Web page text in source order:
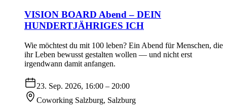
VISION BOARD Abend – DEIN
HUNDERTJÄHRIGES ICH
Wie möchtest du mit 100 leben? Ein Abend für Menschen, die
ihr Leben bewusst gestalten wollen — und nicht erst
irgendwann damit anfangen.
23. Sep. 2026, 16:00 – 20:00
Coworking Salzburg, Salzburg